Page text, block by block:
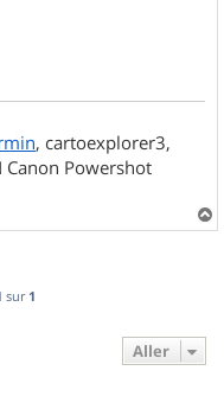
, cartoexplorer3,
Canon Powershot
a
sur 1
Aller